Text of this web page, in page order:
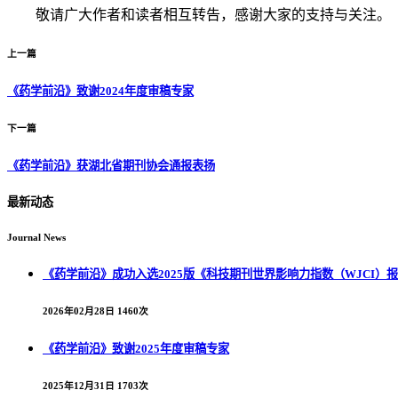
敬请广大作者和读者相互转告，感谢大家的支持与关注。
上一篇
《药学前沿》致谢2024年度审稿专家
下一篇
《药学前沿》获湖北省期刊协会通报表扬
最新动态
Journal News
《药学前沿》成功入选2025版《科技期刊世界影响力指数（WJCI）
2026年02月28日 1460次
《药学前沿》致谢2025年度审稿专家
2025年12月31日 1703次